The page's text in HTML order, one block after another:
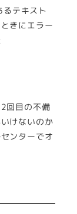
テキスト
きにエラー
回目の不備
けないのか
ンターでオ